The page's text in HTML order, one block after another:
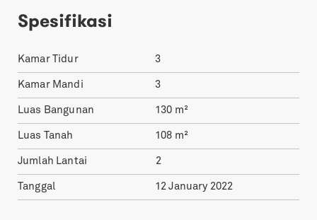
Spesifikasi
Kamar Tidur 3
Kamar Mandi 3
Luas Bangunan 130 m²
Luas Tanah 108 m²
Jumlah Lantai 2
Tanggal 12 January 2022